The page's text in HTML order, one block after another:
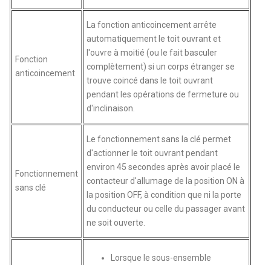
Fonction
anticoincement
La fonction anticoincement arrête
automatiquement le toit ouvrant et
l'ouvre à moitié (ou le fait basculer
complètement) si un corps étranger se
trouve coincé dans le toit ouvrant
pendant les opérations de fermeture ou
d'inclinaison.
Fonctionnement
sans clé
Le fonctionnement sans la clé permet
d'actionner le toit ouvrant pendant
environ 45 secondes après avoir placé le
contacteur d'allumage de la position ON à
la position OFF, à condition que ni la porte
du conducteur ou celle du passager avant
ne soit ouverte.
Lorsque le sous-ensemble